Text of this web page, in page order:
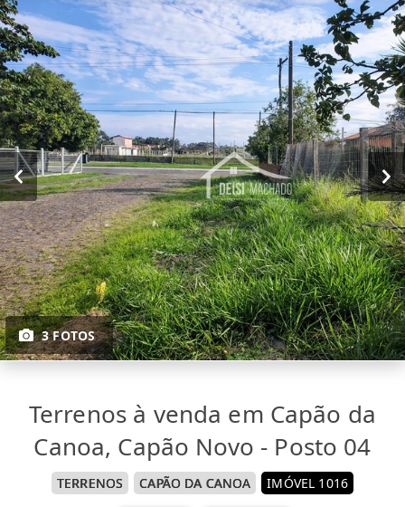
3 FOTOS
Terrenos à venda em Capão da
Canoa, Capão Novo - Posto 04
TERRENOS CAPÃO DA CANOA IMÓVEL 1016